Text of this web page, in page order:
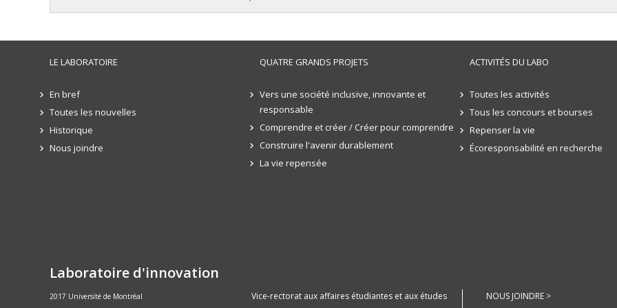
LE LABORATOIRE
En bref
Toutes les nouvelles
Historique
Nous joindre
QUATRE GRANDS PROJETS
Vers une société inclusive, innovante et
responsable
Comprendre et créer / Créer pour comprendre
Construire l'avenir durablement
La vie repensée
ACTIVITÉS DU LABO
Toutes les activités
Tous les concours et bourses
Repenser la vie
Écoresponsabilité en recherche
Laboratoire d'innovation
2017 Université de Montréal Vice-rectorat aux affaires étudiantes et aux études NOUS JOINDRE >